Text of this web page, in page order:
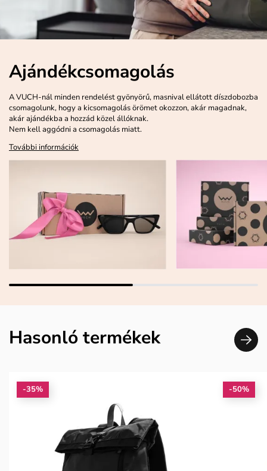
Ajándékcsomagolás
A VUCH-nál minden rendelést gyönyörű, masnival ellátott díszdobozba
csomagolunk, hogy a kicsomagolás örömet okozzon, akár magadnak,
akár ajándékba a hozzád közel állóknak.
Nem kell aggódni a csomagolás miatt.
További információk
Hasonló termékek
-35% -50%